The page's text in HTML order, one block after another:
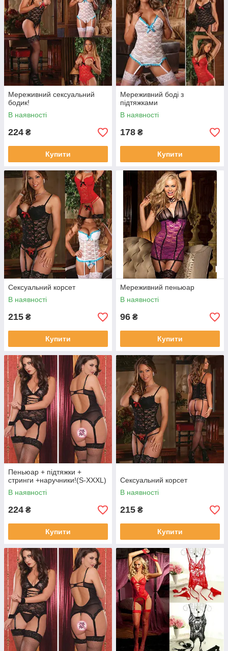
Мереживний сексуальний
бодик!
В наявності
224 ₴
Купити
Мереживний боді з
підтяжками
В наявності
178 ₴
Купити
Сексуальний корсет
В наявності
215 ₴
Купити
Мереживний пеньюар
В наявності
96 ₴
Купити
Пеньюар + підтяжки +
стринги +наручники!(S-XXXL)
В наявності
224 ₴
Купити
Сексуальний корсет
В наявності
215 ₴
Купити